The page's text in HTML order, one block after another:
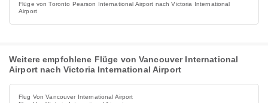
Flüge von Toronto Pearson International Airport nach Victoria International
Airport
Weitere empfohlene Flüge von Vancouver International
Airport nach Victoria International Airport
Flug Von Vancouver International Airport